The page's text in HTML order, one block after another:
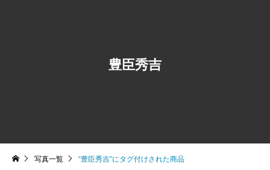
豊臣秀吉
写真一覧 “豊臣秀吉”にタグ付けされた商品